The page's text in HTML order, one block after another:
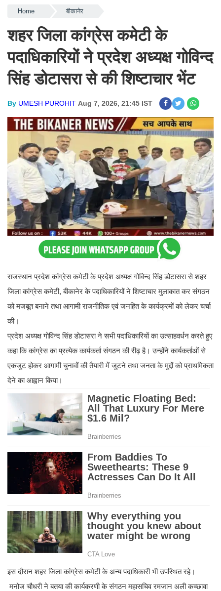
Home बीकानेर
शहर जिला कांग्रेस कमेटी के
पदाधिकारियों ने प्रदेश अध्यक्ष गोविन्द
सिंह डोटासरा से की शिष्टाचार भेंट
By UMESH PUROHIT Aug 7, 2026, 21:45 IST
राजस्थान प्रदेश कांग्रेस कमेटी के प्रदेश अध्यक्ष गोविन्द सिंह डोटासरा से शहर
जिला कांग्रेस कमेटी, बीकानेर के पदाधिकारियों ने शिष्टाचार मुलाकात कर संगठन
को मजबूत बनाने तथा आगामी राजनीतिक एवं जनहित के कार्यक्रमों को लेकर चर्चा
की।
प्रदेश अध्यक्ष गोविन्द सिंह डोटासरा ने सभी पदाधिकारियों का उत्साहवर्धन करते हुए
कहा कि कांग्रेस का प्रत्येक कार्यकर्ता संगठन की रीढ़ है। उन्होंने कार्यकर्ताओं से
एकजुट होकर आगामी चुनावों की तैयारी में जुटने तथा जनता के मुद्दों को प्राथमिकता
देने का आह्वान किया।
इस दौरान शहर जिला कांग्रेस कमेटी के अन्य पदाधिकारी भी उपस्थित रहे।
मनोज चौधरी ने बतया की कार्यकरणी के संगठन महासचिव रमजान अली कच्छावा